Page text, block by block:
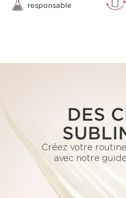
responsable
DES
Créez votre
avec notre